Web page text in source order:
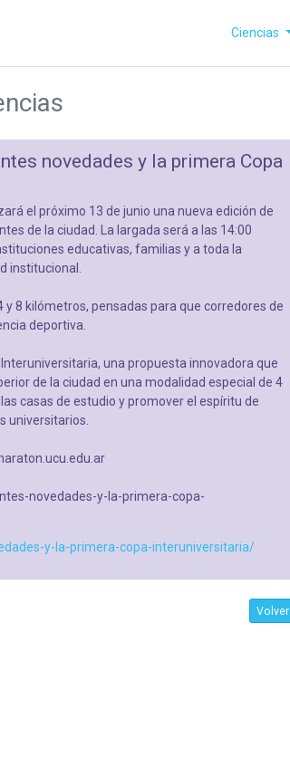
Ciencias
novedades y la primera Copa
el próximo 13 de junio una nueva edición de
de la ciudad. La largada será a las 14:00
educativas, familias y a toda la
institucional.
8 kilómetros, pensadas para que corredores de
deportiva.
una propuesta innovadora que
de la ciudad en una modalidad especial de 4
casas de estudio y promover el espíritu de
universitarios.
novedades-y-la-primera-copa-
y-la-primera-copa-interuniversitaria/
Volver